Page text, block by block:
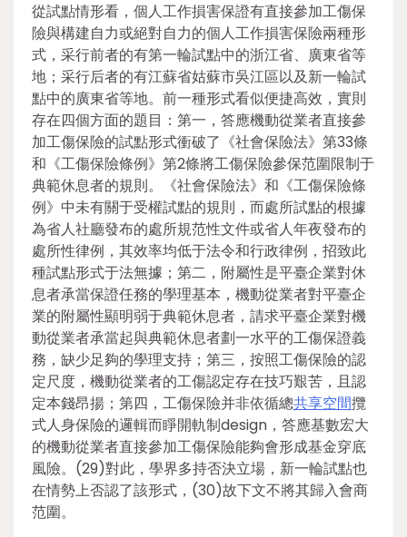
從試點情形看，個人工作損害保證有直接參加工傷保
險與構建自力或絕對自力的個人工作損害保險兩種形
式，采行前者的有第一輪試點中的浙江省、廣東省等
地；采行后者的有江蘇省姑蘇市吳江區以及新一輪試
點中的廣東省等地。前一種形式看似便捷高效，實則
存在四個方面的題目：第一，答應機動從業者直接參
加工傷保險的試點形式衝破了《社會保險法》第33條
和《工傷保險條例》第2條將工傷保險參保范圍限制于
典範休息者的規則。《社會保險法》和《工傷保險條
例》中未有關于受權試點的規則，而處所試點的根據
為省人社廳發布的處所規范性文件或省人年夜發布的
處所性律例，其效率均低于法令和行政律例，招致此
種試點形式于法無據；第二，附屬性是平臺企業對休
息者承當保證任務的學理基本，機動從業者對平臺企
業的附屬性顯明弱于典範休息者，請求平臺企業對機
動從業者承當起與典範休息者劃一水平的工傷保證義
務，缺少足夠的學理支持；第三，按照工傷保險的認
定尺度，機動從業者的工傷認定存在技巧艱苦，且認
定本錢昂揚；第四，工傷保險并非依循總共享空間攬
式人身保險的邏輯而睜開軌制design，答應基數宏大
的機動從業者直接參加工傷保險能夠會形成基金穿底
風險。(29)對此，學界多持否決立場，新一輪試點也
在情勢上否認了該形式，(30)故下文不將其歸入會商
范圍。